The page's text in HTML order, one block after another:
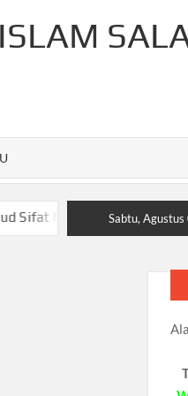
Hamba Ar-Rahman
Sabtu,